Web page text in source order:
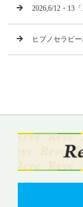
2026,6/12・13
ヒプノセラピ